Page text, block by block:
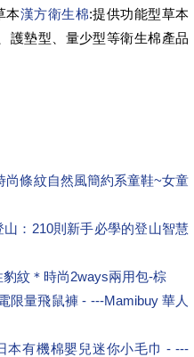
本漢方衛生棉:提供功能型草本
護墊型、量少型等衛生棉產品
尚條紋自然風簡約系童鞋~女童
：210則新手必學的登山智慧
紋＊時尚2ways兩用包-棕
限量飛鼠褲 - ---Mamibuy 華人
本有機棉嬰兒迷你小毛巾 - ---